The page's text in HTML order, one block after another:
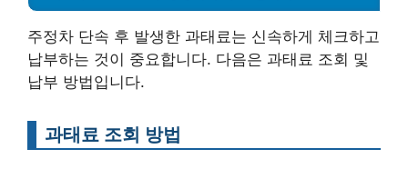
주정차 단속 후 발생한 과태료는 신속하게 체크하고
납부하는 것이 중요합니다. 다음은 과태료 조회 및
납부 방법입니다.
과태료 조회 방법